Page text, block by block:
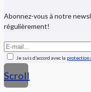
Abonnez-vous à notre
régulièrement!
Je suis d’accord avec la protection
Scroll